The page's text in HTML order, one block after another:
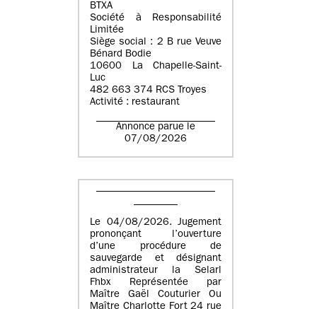
BTXA
Société à Responsabilité
Limitée
Siège social : 2 B rue Veuve
Bénard Bodie
10600 La Chapelle-Saint-
Luc
482 663 374 RCS Troyes
Activité : restaurant
Annonce parue le
07/08/2026
Le 04/08/2026. Jugement
prononçant l’ouverture
d’une procédure de
sauvegarde et désignant
administrateur la Selarl
Fhbx Représentée par
Maître Gaël Couturier Ou